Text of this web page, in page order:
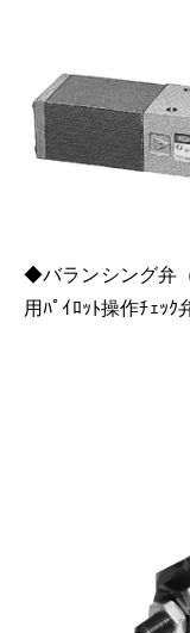
◆バランシン
用ﾊﾟｲﾛｯﾄ操作ﾁｪｯｸ